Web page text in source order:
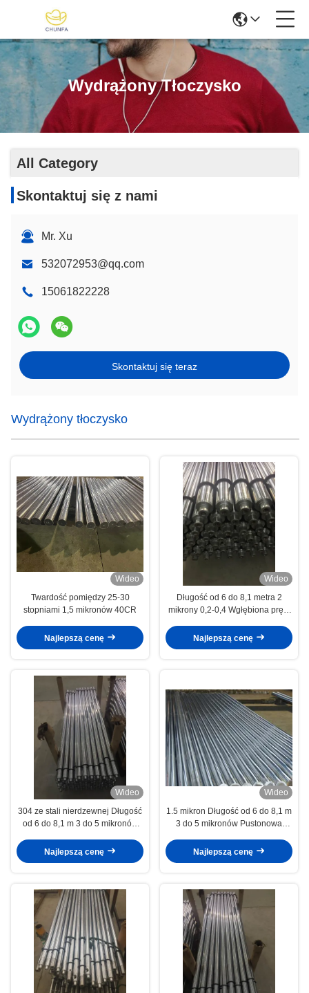
Wydrążony Tłoczysko
All Category
Skontaktuj się z nami
Mr. Xu
532072953@qq.com
15061822228
Skontaktuj się teraz
Wydrążony tłoczysko
Wideo
Twardość pomiędzy 25-30
stopniami 1,5 mikronów 40CR
Najlepszą cenę
Wideo
Długość od 6 do 8,1 metra 2
mikrony 0,2-0,4 Wgłębiona pręta
tekstyliów i szczotek
Najlepszą cenę
Wideo
304 ze stali nierdzewnej Długość
od 6 do 8,1 m 3 do 5 mikronów
produkcja
Najlepszą cenę
Wideo
1.5 mikron Długość od 6 do 8,1 m
3 do 5 mikronów Pustonowa
motoryzacyjny
Najlepszą cenę